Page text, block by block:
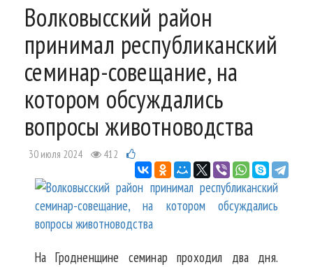
Волковысский район
принимал республиканский
семинар-совещание, на
котором обсуждались
вопросы животноводства
30 июля 2024 412
На Гродненщине семинар проходил два дня.